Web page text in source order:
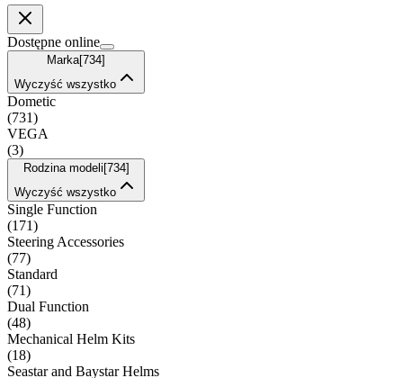
Dostępne online
Marka[734]
Wyczyść wszystko
Dometic
(731)
VEGA
(3)
Rodzina modeli [734]
Wyczyść wszystko
Single Function
(171)
Steering Accessories
(77)
Standard
(71)
Dual Function
(48)
Mechanical Helm Kits
(18)
Seastar and Baystar Helms